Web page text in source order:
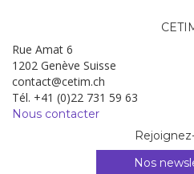
Rue Amat 6
1202 Genève Suisse
contact@cetim.ch
Tél. +41 (0)22 731 59 63
Nous contacter
Nos